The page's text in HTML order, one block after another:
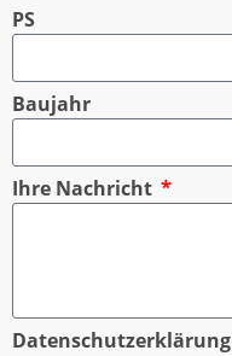
PS
Baujahr
Ihre Nachricht
Datenschutzerklärung